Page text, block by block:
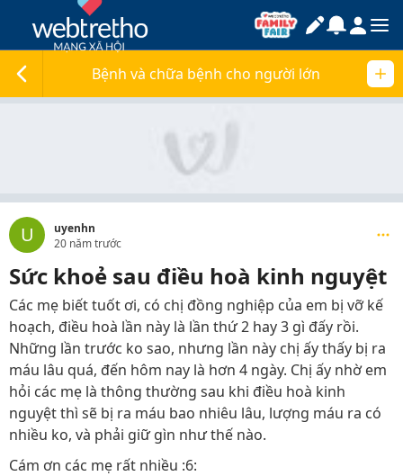
Bệnh và chữa bệnh cho người lớn
U
uyenhn
20 năm trước
Sức khoẻ sau điều hoà kinh nguyệt
Các mẹ biết tuốt ơi, có chị đồng nghiệp của em bị vỡ kế
hoạch, điều hoà lần này là lần thứ 2 hay 3 gì đấy rồi.
Những lần trước ko sao, nhưng lần này chị ấy thấy bị ra
máu lâu quá, đến hôm nay là hơn 4 ngày. Chị ấy nhờ em
hỏi các mẹ là thông thường sau khi điều hoà kinh
nguyệt thì sẽ bị ra máu bao nhiêu lâu, lượng máu ra có
nhiều ko, và phải giữ gìn như thế nào.
Cám ơn các mẹ rất nhiều :6: